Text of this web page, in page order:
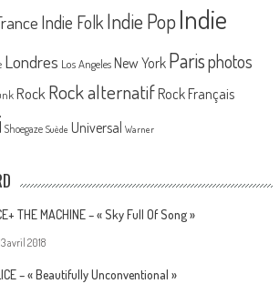
Indie Folk Indie PopIndie
Londres Los Angeles New York Parisphotos
Rock Rock alternatif Rock Français
Shoegaze Suède Universal Warner
THE MACHINE – « Sky Full Of Song »
avril 2018
– « Beautifully Unconventional »